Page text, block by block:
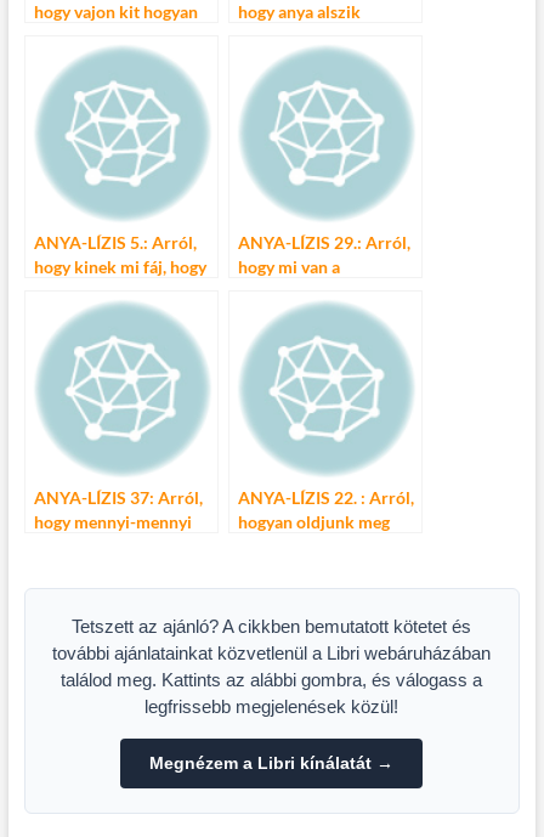
hogy vajon kit hogyan
hogy anya alszik
ANYA-LÍZIS 5.: Arról,
hogy kinek mi fáj, hogy
ANYA-LÍZIS 29.: Arról,
hogy mi van a
ANYA-LÍZIS 37: Arról,
hogy mennyi-mennyi
ANYA-LÍZIS 22. : Arról,
hogyan oldjunk meg
Tetszett az ajánló? A cikkben bemutatott kötetet és
további ajánlatainkat közvetlenül a Libri webáruházában
találod meg. Kattints az alábbi gombra, és válogass a
legfrissebb megjelenések közül!
Megnézem a Libri kínálatát →